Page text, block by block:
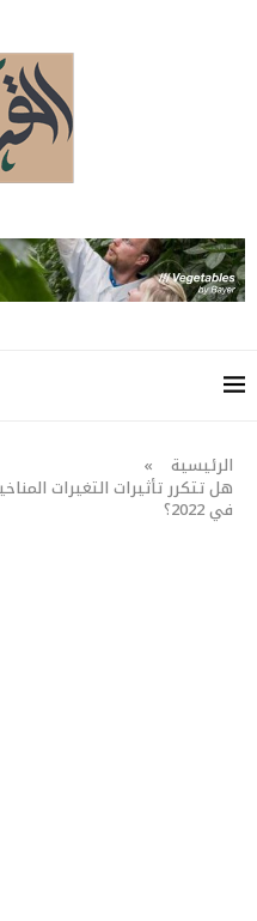
الرئيسية »
هل تتكرر تأثيرات التغيرات
في 2022؟